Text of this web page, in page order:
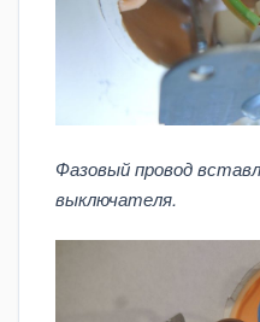
Фазовый провод
выключателя.